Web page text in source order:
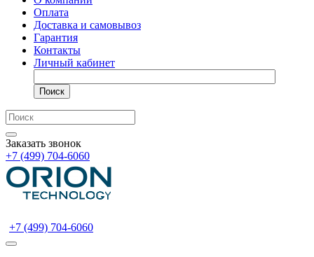
Оплата
Доставка и самовывоз
Гарантия
Контакты
Личный кабинет
Поиск
Заказать звонок
+7 (499) 704-6060
+7 (499) 704-6060